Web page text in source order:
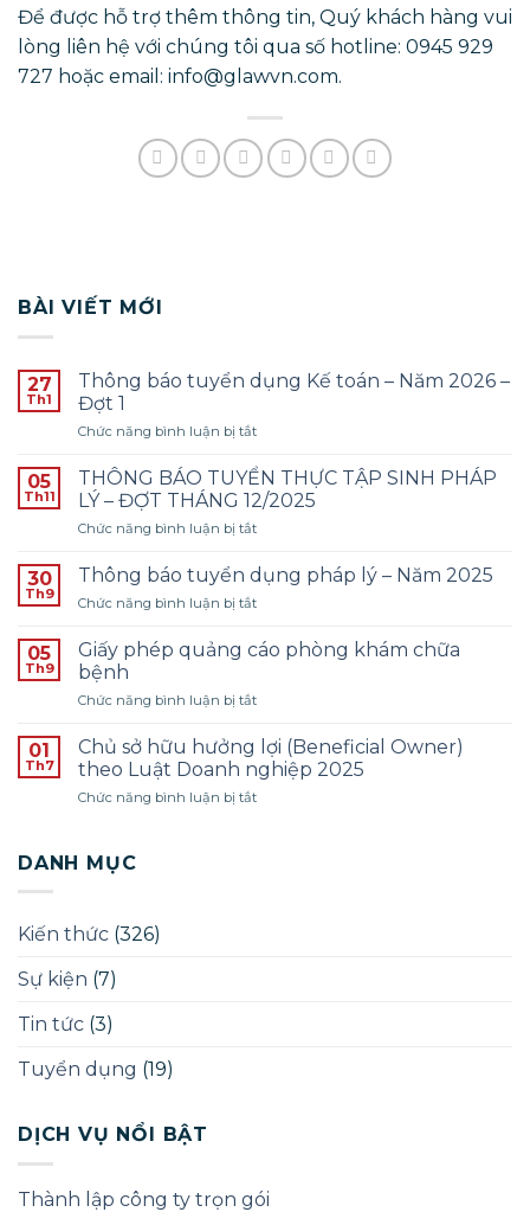
Để được hỗ trợ thêm thông tin, Quý khách hàng vui
lòng liên hệ với chúng tôi qua số hotline: 0945 929
727 hoặc email: info@glawvn.com.
BÀI VIẾT MỚI
27
Th1
Thông báo tuyển dụng Kế toán – Năm 2026 –
Đợt 1
Chức năng bình luận bị tắtở
báo
tuyển
dụng
Kế
–
Năm
2026
Đợt
05
Th11
THÔNG BÁO TUYỂN THỰC TẬP SINH PHÁP
LÝ – ĐỢT THÁNG 12/2025
Chức năng bình luận bị tắtở
BÁO
TUYỂN
THỰC
SINH
–
THÁNG
12/2025
30
Th9
Thông báo tuyển dụng pháp lý – Năm 2025
Chức năng bình luận bị tắtở
báo
tuyển
pháp
–
Năm
2025
05
Th9
Giấy phép quảng cáo phòng khám chữa
bệnh
Chức năng bình luận bị tắtở
phép
quảng
cáo
phòng
01
Th7
Chủ sở hữu hưởng lợi (Beneficial Owner)
theo Luật Doanh nghiệp 2025
Chức năng bình luận bị tắtở
DANH MỤC
Kiến thức (326)
Sự kiện (7)
Tin tức (3)
Tuyển dụng (19)
DỊCH VỤ NỔI BẬT
Thành lập công ty trọn gói